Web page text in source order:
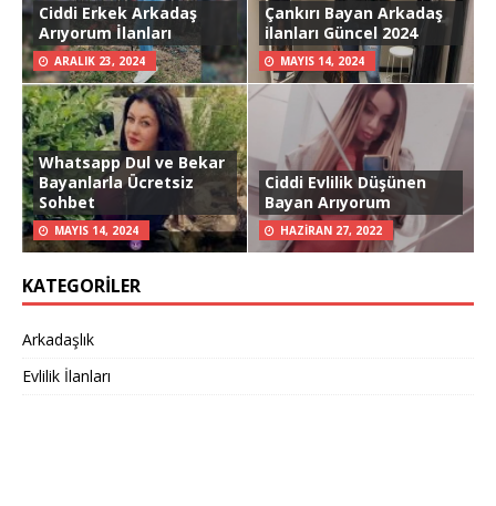
Ciddi Erkek Arkadaş
Arıyorum İlanları
ARALIK 23, 2024
Çankırı Bayan Arkadaş
ilanları Güncel 2024
MAYIS 14, 2024
Whatsapp Dul ve Bekar
Bayanlarla Ücretsiz
Sohbet
MAYIS 14, 2024
Ciddi Evlilik Düşünen
Bayan Arıyorum
HAZIRAN 27, 2022
KATEGORILER
Arkadaşlık
Evlilik İlanları